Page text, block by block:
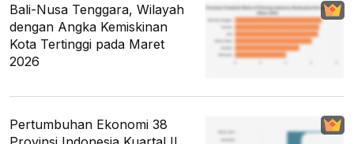
Bali-Nusa Tenggara, Wilayah
dengan Angka Kemiskinan
Kota Tertinggi pada Maret
2026
Pertumbuhan Ekonomi 38